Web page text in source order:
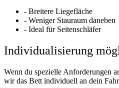
- Breitere Liegefläche
- Weniger Stauraum daneben
- Ideal für Seitenschläfer
Individualisierung
Wenn du spezielle Anforderungen
wir das Bett individuell an dein